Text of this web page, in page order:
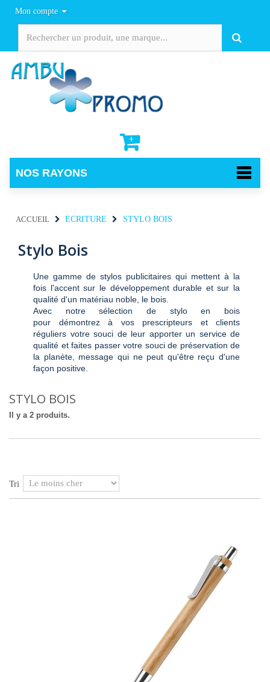
Mon compte
NOS RAYONS
ACCUEIL ECRITURE STYLO BOIS
Stylo Bois
Une gamme de stylos publicitaires qui mettent à la
fois l'accent sur le développement durable et sur la
qualité d'un matériau noble, le bois.
Avec notre sélection de stylo en bois
pour démontrez à vos prescripteurs et clients
réguliers votre souci de leur apporter un service de
qualité et faites passer votre souci de préservation de
la planète, message qui ne peut qu'être reçu d'une
façon positive.
STYLO BOIS
Il y a 2 produits.
Tri